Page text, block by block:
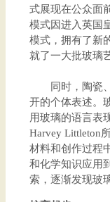
式展现在公众面
模式因进入英国
模式，拥有了新
就了一大批玻璃
同时，陶瓷、
开的个体表述。
用玻璃的语言表
Harvey Littleton
材料和创作过程
和化学知识应用
索，逐渐发现玻